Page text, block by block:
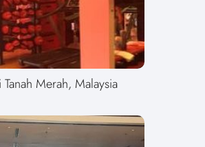
Merah, Malaysia